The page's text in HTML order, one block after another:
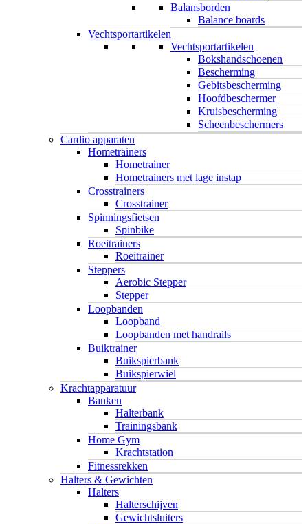
Balansborden
Balance boards
Vechtsportartikelen
Vechtsportartikelen
Bokshandschoenen
Bescherming
Gebitsbescherming
Hoofdbeschermer
Kruisbescherming
Scheenbeschermers
Cardio apparaten
Hometrainers
Hometrainer
Hometrainers met lage instap
Crosstrainers
Crosstrainer
Spinningsfietsen
Spinbike
Roeitrainers
Roeitrainer
Steppers
Aerobic Stepper
Stepper
Loopbanden
Loopband
Loopbanden met handrails
Buiktrainer
Buikspierbank
Buikspierwiel
Krachtapparatuur
Banken
Halterbank
Trainingsbank
Home Gym
Krachtstation
Fitnessrekken
Halters & Gewichten
Halters
Halterschijven
Gewichtsluiters